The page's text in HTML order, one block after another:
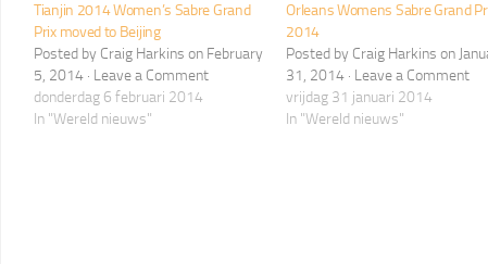
Tianjin 2014 Women’s Sabre Grand
Prix moved to Beijing
Posted by Craig Harkins on February
5, 2014 · Leave a Comment
donderdag 6 februari 2014
In "Wereld nieuws"
Orleans Womens Sabre Grand
2014
Posted by Craig Harkins on
31, 2014 · Leave a Comment
vrijdag 31 januari 2014
In "Wereld nieuws"